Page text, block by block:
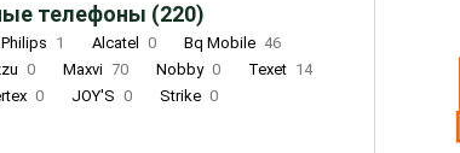
телефоны (220)
Philips 1 Alcatel 0 Bq Mobile 46
0 Maxvi 70 Nobby 0 Texet 14
0 JOY'S 0 Strike 0